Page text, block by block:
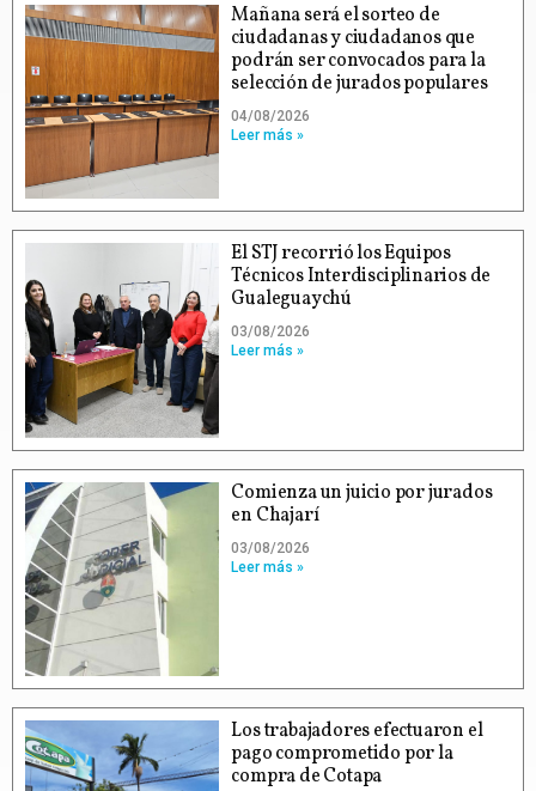
Mañana será el sorteo de
ciudadanas y ciudadanos que
podrán ser convocados para la
selección de jurados populares
04/08/2026
Leer más »
El STJ recorrió los Equipos
Técnicos Interdisciplinarios de
Gualeguaychú
03/08/2026
Leer más »
Comienza un juicio por jurados
en Chajarí
03/08/2026
Leer más »
Los trabajadores efectuaron el
pago comprometido por la
compra de Cotapa